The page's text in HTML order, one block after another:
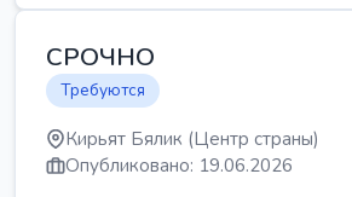
СРОЧНО
Требуются
Кирьят Бялик (Центр страны)
Опубликовано: 19.06.2026